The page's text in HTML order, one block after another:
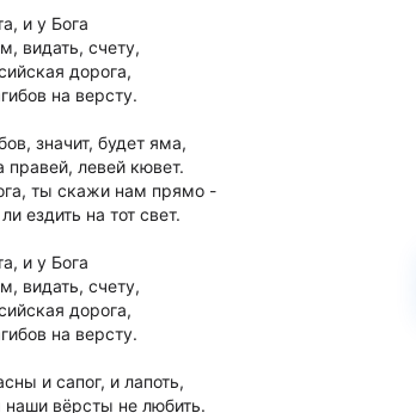
и у Бога
видать, счету,
дорога,
на версту.
значит, будет яма,
правей, левей кювет.
ты скажи нам прямо -
ездить на тот свет.
и у Бога
видать, счету,
дорога,
на версту.
и сапог, и лапоть,
наши вёрсты не любить.